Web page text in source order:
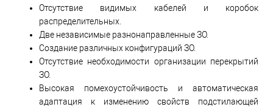
Отсутствие видимых кабелей и коробок
распределительных.
Две независимые разнонаправленные ЗО.
Создание различных конфигураций ЗО.
Отсутствие необходимости организации перекрытий
ЗО.
Высокая помехоустойчивость и автоматическая
адаптация к изменению свойств подстилающей